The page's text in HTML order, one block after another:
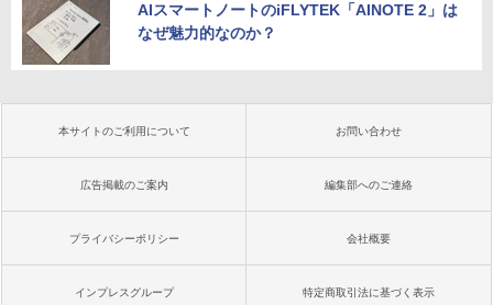
AIスマートノートのiFLYTEK「AINOTE 2」は
なぜ魅力的なのか？
本サイトのご利用について お問い合わせ
広告掲載のご案内 編集部へのご連絡
プライバシーポリシー 会社概要
インプレスグループ 特定商取引法に基づく表示